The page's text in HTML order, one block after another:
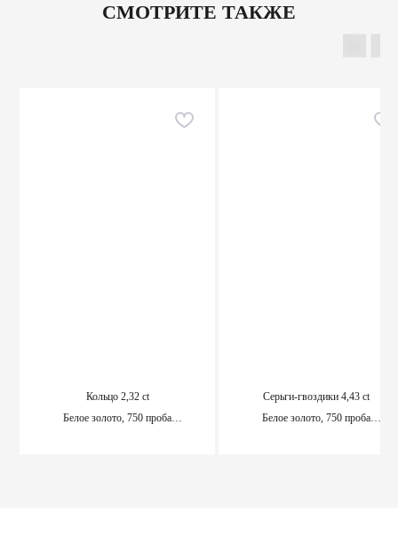
СМОТРИТЕ ТАКЖЕ
Кольцо 2,32 ct
Белое золото, 750 проба
Серьги-гвоздики 4,43 ct
Белое золото, 750 проба